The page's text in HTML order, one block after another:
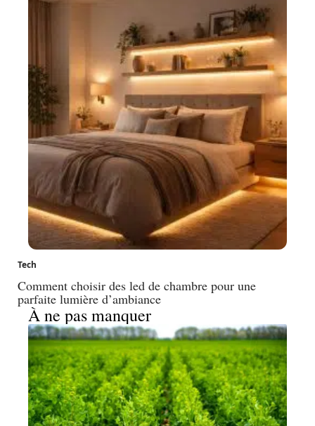
Tech
Comment choisir des led de chambre pour une
parfaite lumière d’ambiance
À ne pas manquer